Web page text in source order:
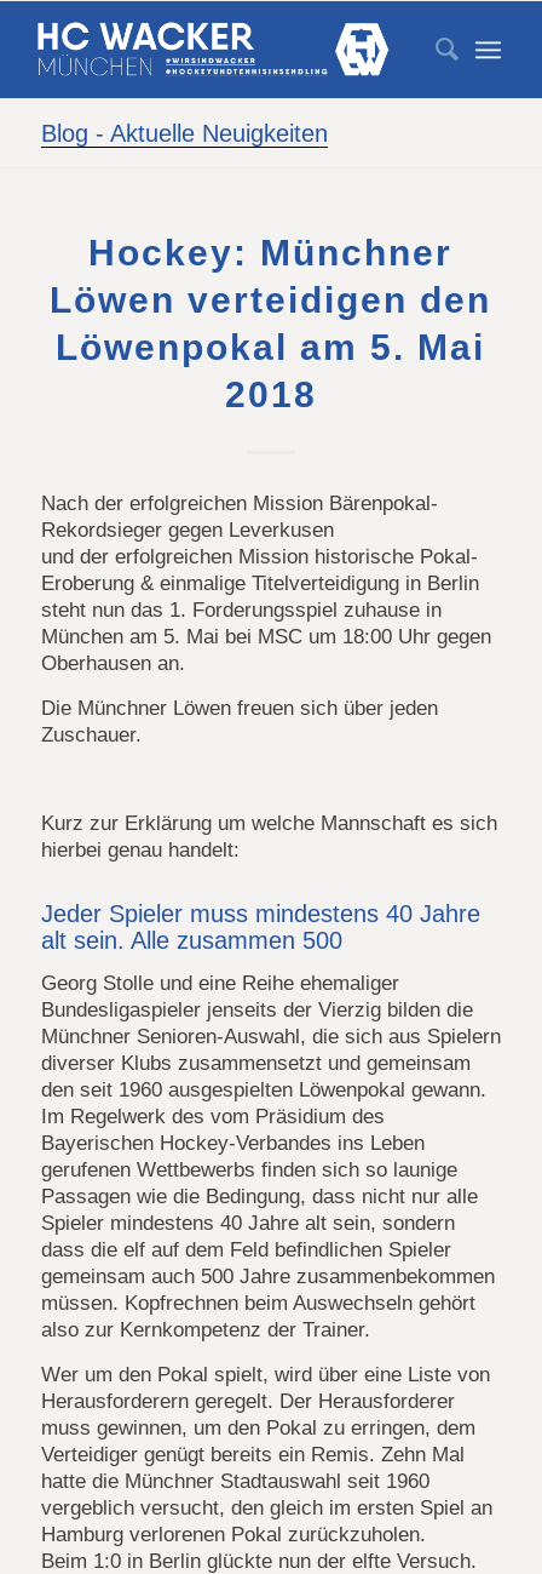
Blog - Aktuelle Neuigkeiten
Hockey: Münchner
Löwen verteidigen den
Löwenpokal am 5. Mai
2018
Nach der erfolgreichen Mission Bärenpokal-
Rekordsieger gegen Leverkusen
und der erfolgreichen Mission historische Pokal-
Eroberung & einmalige Titelverteidigung in Berlin
steht nun das 1. Forderungsspiel zuhause in
München am 5. Mai bei MSC um 18:00 Uhr gegen
Oberhausen an.
Die Münchner Löwen freuen sich über jeden
Zuschauer.
Kurz zur Erklärung um welche Mannschaft es sich
hierbei genau handelt:
Jeder Spieler muss mindestens 40 Jahre
alt sein. Alle zusammen 500
Georg Stolle und eine Reihe ehemaliger
Bundesligaspieler jenseits der Vierzig bilden die
Münchner Senioren-Auswahl, die sich aus Spielern
diverser Klubs zusammensetzt und gemeinsam
den seit 1960ausgespielten Löwenpokal gewann.
Im Regelwerk des vom Präsidium des
Bayerischen Hockey-Verbandes ins Leben
gerufenen Wettbewerbs finden sich so launige
Passagen wie die Bedingung, dass nicht nur alle
Spieler mindestens 40Jahre alt sein, sondern
dass die elf auf dem Feld befindlichen Spieler
gemeinsam auch 500Jahre zusammenbekommen
müssen. Kopfrechnen beim Auswechseln gehört
also zur Kernkompetenz der Trainer.
Wer um den Pokal spielt, wird über eine Liste von
Herausforderern geregelt. Der Herausforderer
muss gewinnen, um den Pokal zu erringen, dem
Verteidiger genügt bereits ein Remis. Zehn Mal
hatte die Münchner Stadtauswahl seit 1960
vergeblich versucht, den gleich im ersten Spiel an
Hamburg verlorenen Pokal zurückzuholen.
Beim 1:0in Berlin glückte nun der elfte Versuch.